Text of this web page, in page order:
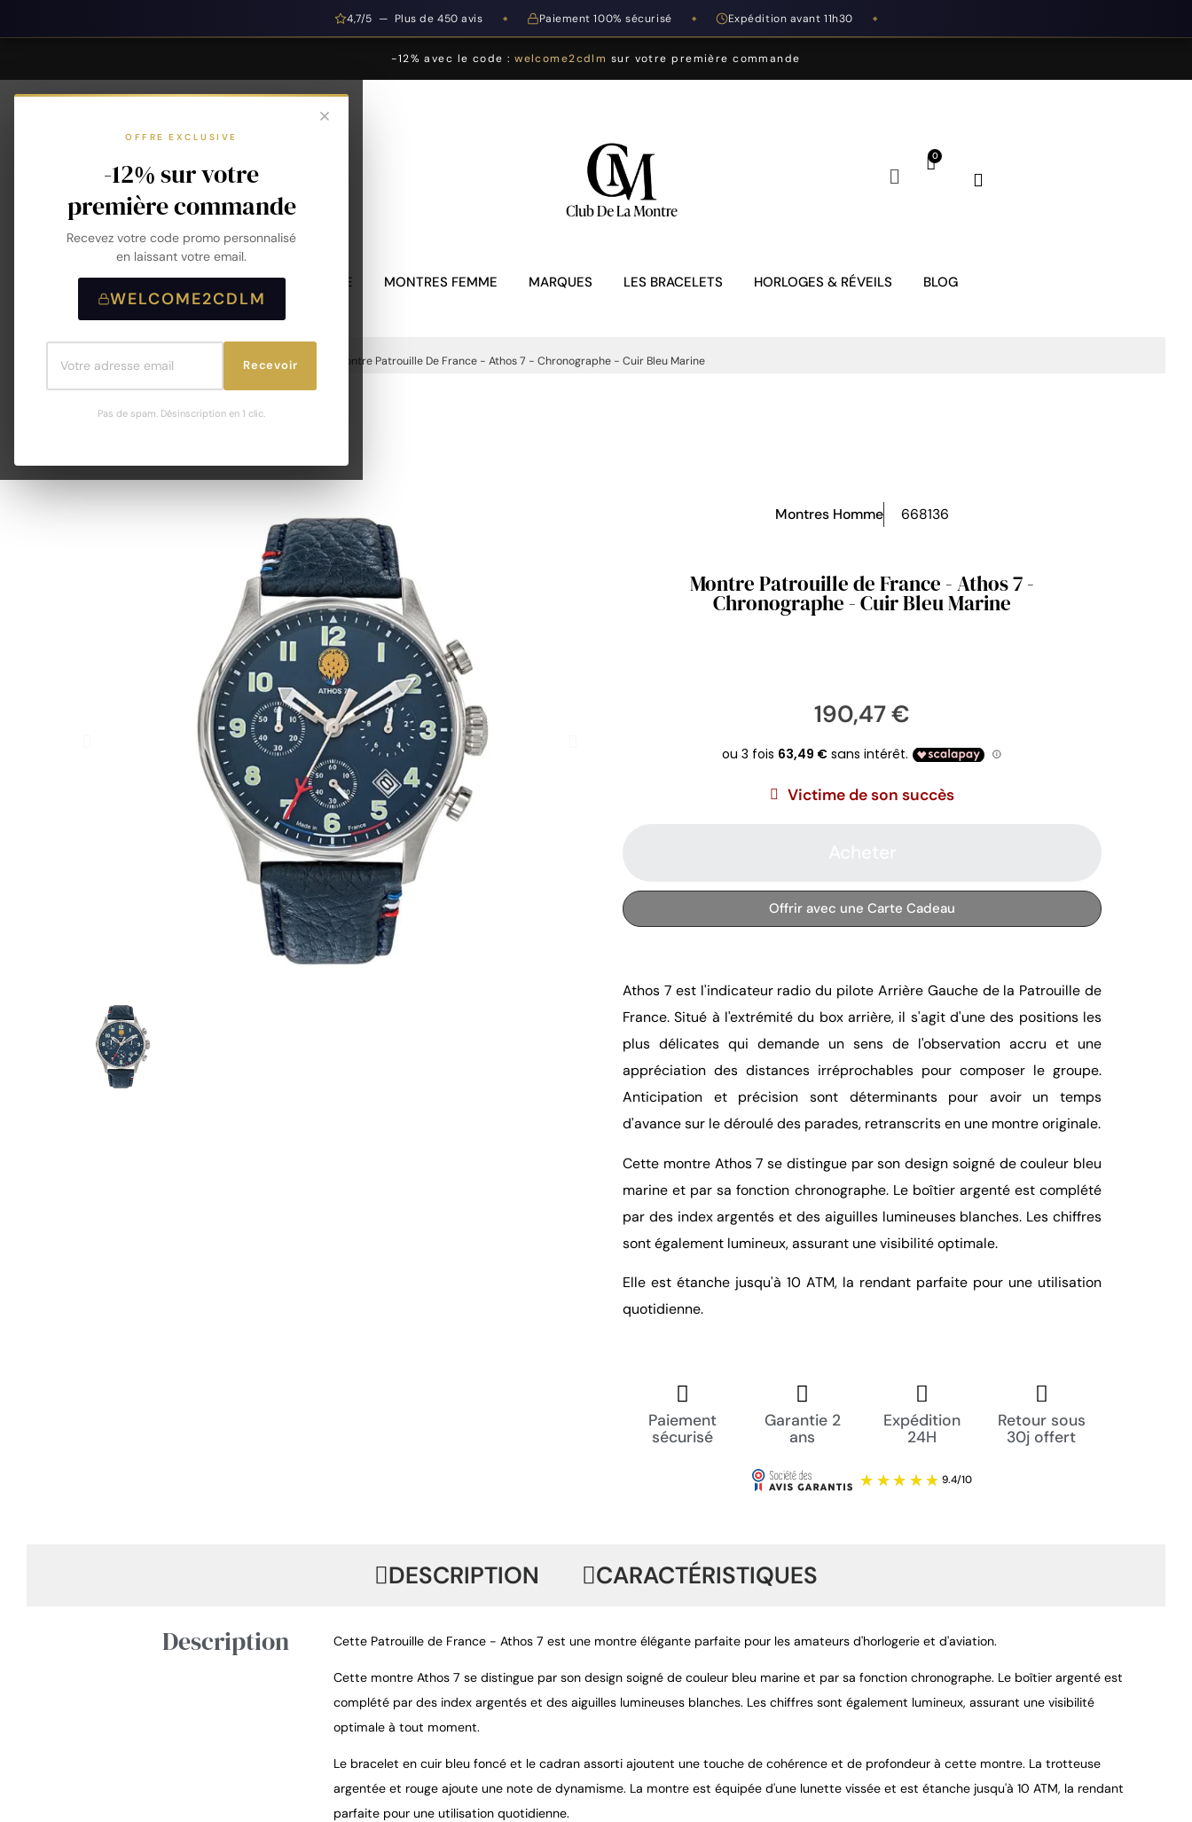
4,7/5 — Plus de 450 avis ◆ Paiement 100% sécurisé ◆ Expédition avant 11h30 ◆
-12% avec le code :welcome2cdlm sur votre première commande
OFFRE EXCLUSIVE
-12% sur votre
première commande
Recevez votre code promo personnalisé
en laissant votre email.
WELCOME2CDLM
Recevoir
Pas de spam. Désinscription en 1 clic.
MONTRES HOMME MONTRES FEMME MARQUES LES BRACELETS HORLOGES & RÉVEILS BLOG
Accueil Montres Montres Homme Montre Patrouille De France - Athos 7 - Chronographe - Cuir Bleu Marine
Montres Homme 668136
Montre Patrouille de France - Athos 7 -
Chronographe - Cuir Bleu Marine
190,47 €
Victime de son succès
Offrir avec une Carte Cadeau
Athos 7 est l'indicateur radio du pilote Arrière Gauche de la Patrouille de
France. Situé à l'extrémité du box arrière, il s'agit d'une des positions les
plus délicates qui demande un sens de l'observation accru et une
appréciation des distances irréprochables pour composer le groupe.
Anticipation et précision sont déterminants pour avoir un temps
d'avance sur le déroulé des parades, retranscrits en une montre originale.
Cette montre Athos 7 se distingue par son design soigné de couleur bleu
marine et par sa fonction chronographe. Le boîtier argenté est complété
par des index argentés et des aiguilles lumineuses blanches. Les chiffres
sont également lumineux, assurant une visibilité optimale.
Elle est étanche jusqu'à 10 ATM, la rendant parfaite pour une utilisation
quotidienne.
Paiement
sécurisé
Garantie 2
ans
Expédition
24H
Retour sous
30j offert
DESCRIPTION CARACTÉRISTIQUES
Description Cette Patrouille de France - Athos 7 est une montre élégante parfaite pour les amateurs d'horlogerie et d'aviation.
Cette montre Athos 7 se distingue par son design soigné de couleur bleu marine et par sa fonction chronographe. Le boîtier argenté est
complété par des index argentés et des aiguilles lumineuses blanches. Les chiffres sont également lumineux, assurant une visibilité
optimale à tout moment.
Le bracelet en cuir bleu foncé et le cadran assorti ajoutent une touche de cohérence et de profondeur à cette montre. La trotteuse
argentée et rouge ajoute une note de dynamisme. La montre est équipée d'une lunette vissée et est étanche jusqu'à 10 ATM, la rendant
parfaite pour une utilisation quotidienne.